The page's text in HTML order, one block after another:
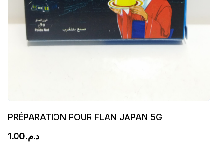
PRÉPARATION POUR FLAN JAPAN 5G
د.م.1.00